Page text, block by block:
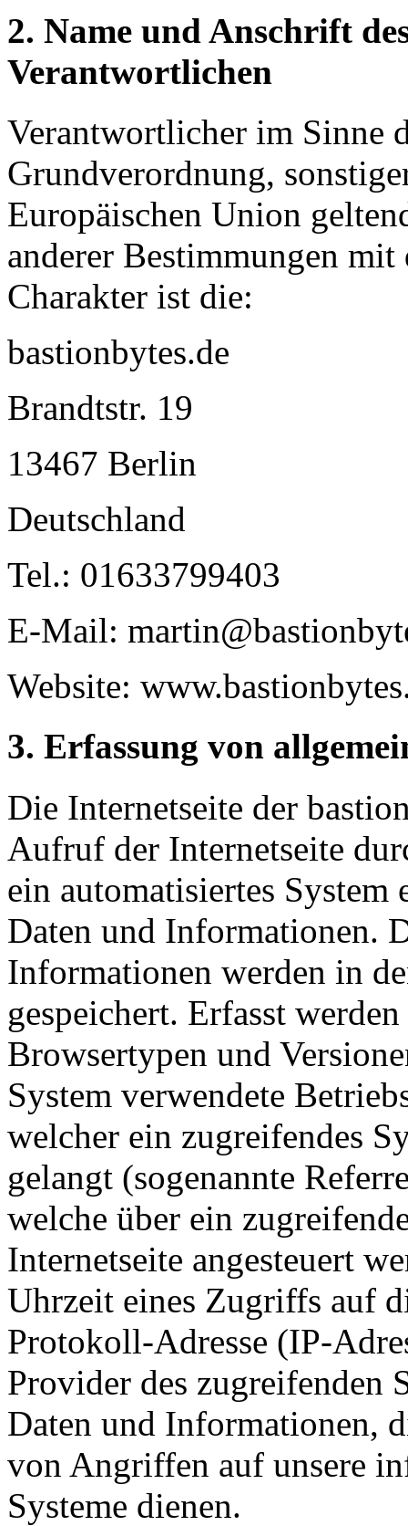
2. Name und Anschrift
Verantwortlichen
Verantwortlicher im Sinne
Grundverordnung,
Europäischen Union
anderer Bestimmungen
Charakter ist die:
bastionbytes.de
Brandtstr. 19
13467 Berlin
Deutschland
Tel.: 01633799403
E-Mail:
Website:
3. Erfassung von
Die Internetseite der
Aufruf der Internetseite
ein automatisiertes
Daten und Informationen.
Informationen werden in
gespeichert. Erfasst
Browsertypen und
System verwendete
welcher ein zugreifendes
gelangt (sogenannte
welche über ein
Internetseite angesteuert
Uhrzeit eines Zugriffs auf
Protokoll-Adresse (IP-
Provider des zugreifenden
Daten und Informationen,
von Angriffen auf unsere
Systeme dienen.